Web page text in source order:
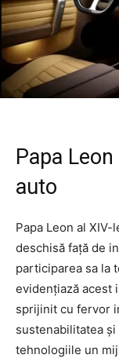
Papa
auto
Papa Leon al
deschisă față de
participarea sa la
evidențiază acest
sprijinit cu fervor
sustenabilitatea
tehnologiile un